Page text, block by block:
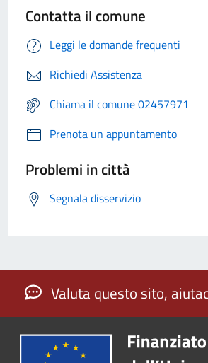
Contatta il comune
Leggi le domande frequenti
Richiedi Assistenza
Chiama il comune 02457971
Prenota un appuntamento
Problemi in città
Segnala disservizio
Valuta questo sito,